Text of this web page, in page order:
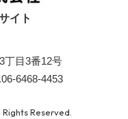
イト
丁目3番12号
6468-4453
Reserved.